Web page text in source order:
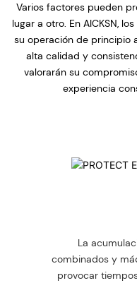
Varios factores pueden
lugar a otro. En AICKSN,
su operación de principio
alta calidad y
valorarán su
experiencia
La
combinados y
provocar